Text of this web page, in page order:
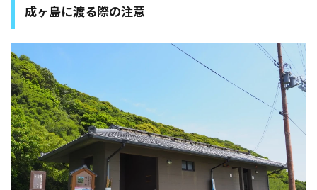
成ヶ島に渡る際の注意